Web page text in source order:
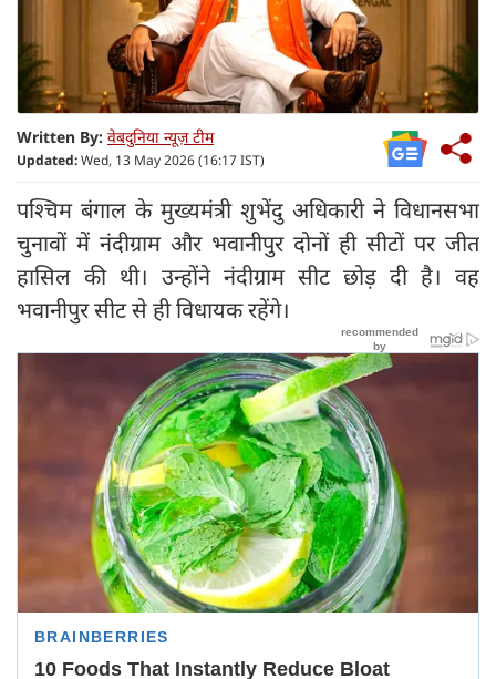
Written By: वेबदुनिया न्यूज़ टीम
Updated:Wed, 13 May 2026 (16:17 IST)
पश्चिम बंगाल के मुख्यमंत्री शुभेंदु अधिकारी ने विधानसभा
चुनावों में नंदीग्राम और भवानीपुर दोनों ही सीटों पर जीत
हासिल की थी। उन्होंने नंदीग्राम सीट छोड़ दी है। वह
भवानीपुर सीट से ही विधायक रहेंगे।